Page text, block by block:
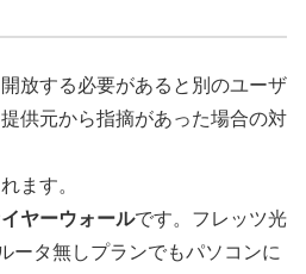
放する必要があると別のユーザ
供元から指摘があった場合の対
ます。
ヤーウォールです。フレッツ光
ータ無しプランでもパソコンに